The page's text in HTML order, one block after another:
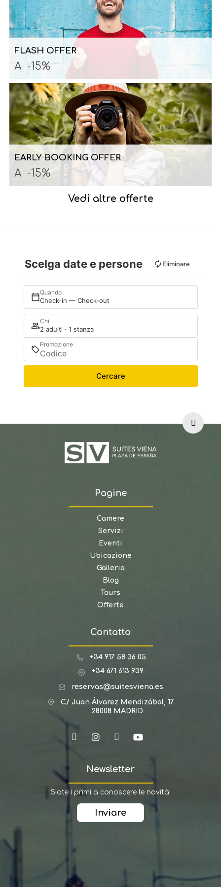
FLASH OFFER
A -15%
EARLY BOOKING OFFER
A -15%
Vedi altre offerte
Scelga date e persone Eliminare
Quando
Check-in — Check-out
Chi
2 adulti · 1 stanza
Promozione
Cercare
Pagine
Camere
Servizi
Eventi
Ubicazione
Galleria
Blog
Tours
Offerte
Contatto
+34 917 58 36 05
+34 671 613 939
reservas@suitesviena.es
C/ Juan Álvarez Mendizábal, 17
28008 MADRID
Newsletter
Siate i primi a conoscere le novità!
Inviare